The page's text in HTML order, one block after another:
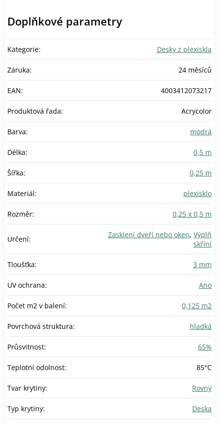
Doplňkové parametry
Kategorie: Desky z plexiskla
Záruka: 24 měsíců
EAN: 4003412073217
Produktová řada: Acrycolor
Barva: modrá
Délka: 0,5 m
Šířka: 0,25 m
Materiál: plexisklo
Rozměr: 0,25 x 0,5 m
Určení: Zasklení dveří nebo oken, Výplň
skříní
Tloušťka: 3 mm
UV ochrana: Ano
Počet m2 v balení: 0,125 m2
Povrchová struktura: hladká
Průsvitnost: 65%
Teplotní odolnost: 85°C
Tvar krytiny: Rovný
Typ krytiny: Deska